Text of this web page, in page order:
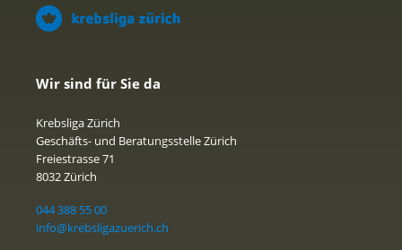
Wir sind für Sie da
Krebsliga Zürich
Geschäfts- und Beratungsstelle Zürich
Freiestrasse 71
8032 Zürich
044 388 55 00
info@krebsligazuerich.ch